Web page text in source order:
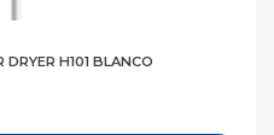
H101 BLANCO